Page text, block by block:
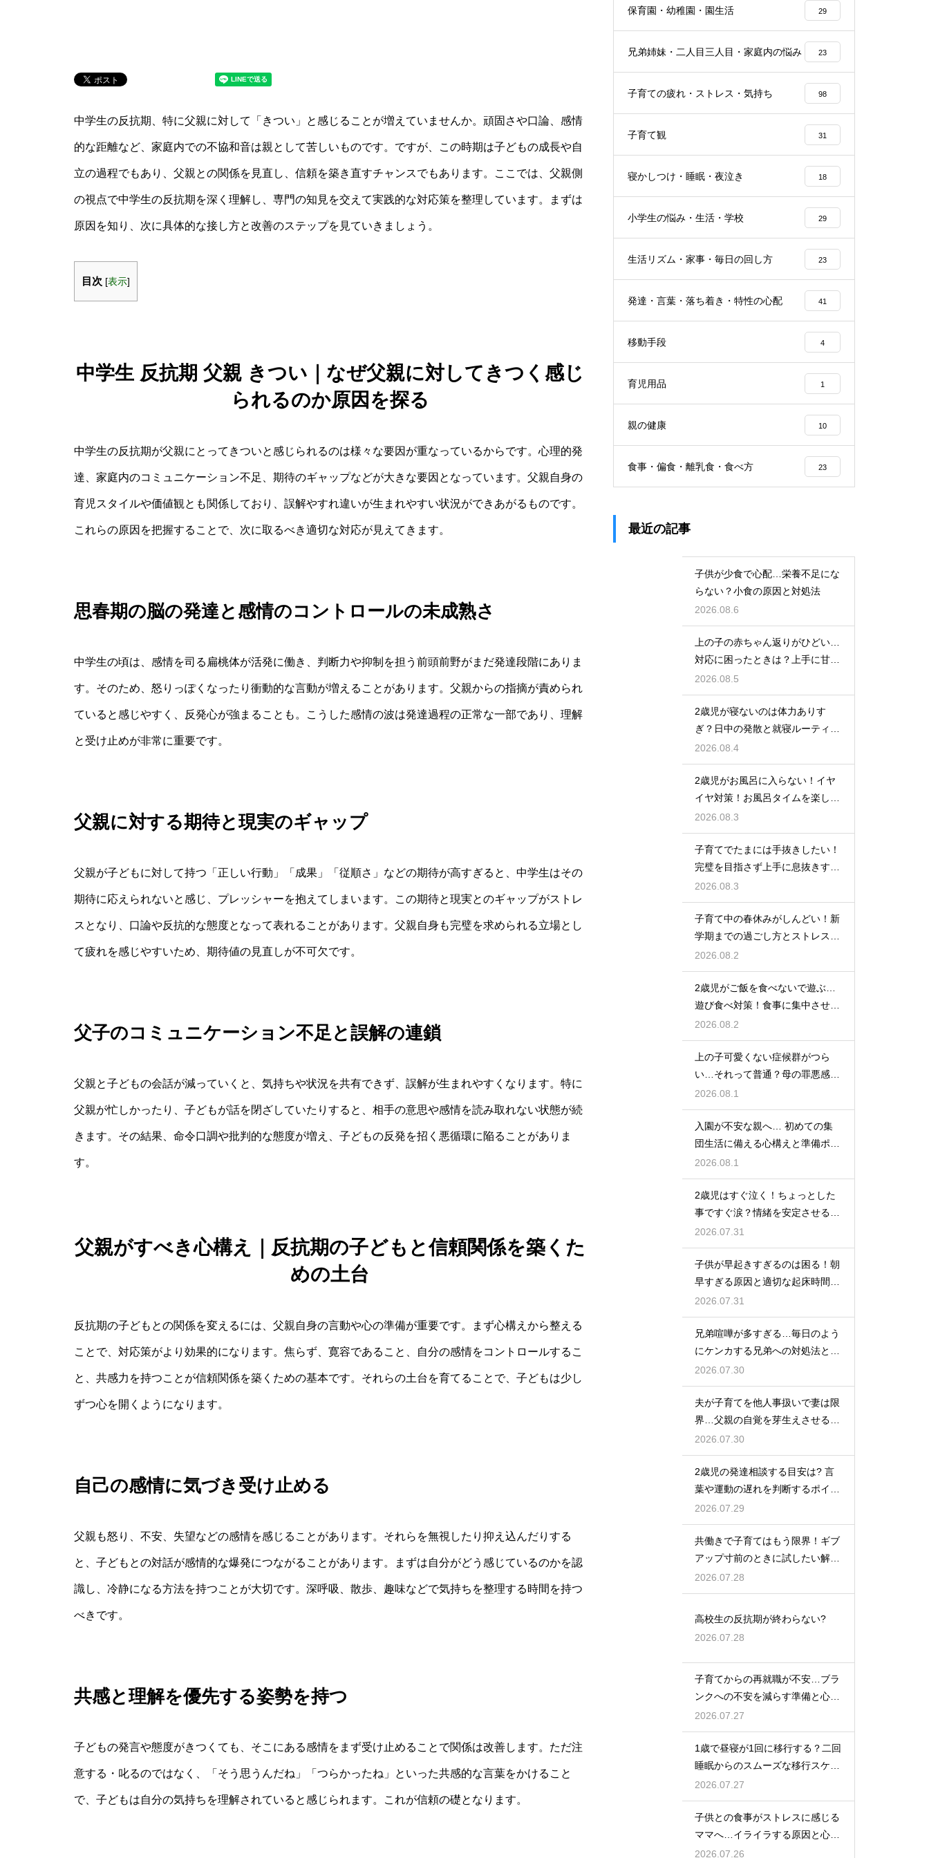
中学生の反抗期、特に父親に対して「きつい」と感じることが増えていませんか。頑固さや口論、感情
的な距離など、家庭内での不協和音は親として苦しいものです。ですが、この時期は子どもの成長や自
立の過程でもあり、父親との関係を見直し、信頼を築き直すチャンスでもあります。ここでは、父親側
の視点で中学生の反抗期を深く理解し、専門の知見を交えて実践的な対応策を整理しています。まずは
原因を知り、次に具体的な接し方と改善のステップを見ていきましょう。
目次 [表示]
中学生 反抗期 父親 きつい｜なぜ父親に対してきつく感じ
られるのか原因を探る
中学生の反抗期が父親にとってきついと感じられるのは様々な要因が重なっているからです。心理的発
達、家庭内のコミュニケーション不足、期待のギャップなどが大きな要因となっています。父親自身の
育児スタイルや価値観とも関係しており、誤解やすれ違いが生まれやすい状況ができあがるものです。
これらの原因を把握することで、次に取るべき適切な対応が見えてきます。
思春期の脳の発達と感情のコントロールの未成熟さ
中学生の頃は、感情を司る扁桃体が活発に働き、判断力や抑制を担う前頭前野がまだ発達段階にありま
す。そのため、怒りっぽくなったり衝動的な言動が増えることがあります。父親からの指摘が責められ
ていると感じやすく、反発心が強まることも。こうした感情の波は発達過程の正常な一部であり、理解
と受け止めが非常に重要です。
父親に対する期待と現実のギャップ
父親が子どもに対して持つ「正しい行動」「成果」「従順さ」などの期待が高すぎると、中学生はその
期待に応えられないと感じ、プレッシャーを抱えてしまいます。この期待と現実とのギャップがストレ
スとなり、口論や反抗的な態度となって表れることがあります。父親自身も完璧を求められる立場とし
て疲れを感じやすいため、期待値の見直しが不可欠です。
父子のコミュニケーション不足と誤解の連鎖
父親と子どもの会話が減っていくと、気持ちや状況を共有できず、誤解が生まれやすくなります。特に
父親が忙しかったり、子どもが話を閉ざしていたりすると、相手の意思や感情を読み取れない状態が続
きます。その結果、命令口調や批判的な態度が増え、子どもの反発を招く悪循環に陥ることがありま
す。
父親がすべき心構え｜反抗期の子どもと信頼関係を築くた
めの土台
反抗期の子どもとの関係を変えるには、父親自身の言動や心の準備が重要です。まず心構えから整える
ことで、対応策がより効果的になります。焦らず、寛容であること、自分の感情をコントロールするこ
と、共感力を持つことが信頼関係を築くための基本です。それらの土台を育てることで、子どもは少し
ずつ心を開くようになります。
自己の感情に気づき受け止める
父親も怒り、不安、失望などの感情を感じることがあります。それらを無視したり抑え込んだりする
と、子どもとの対話が感情的な爆発につながることがあります。まずは自分がどう感じているのかを認
識し、冷静になる方法を持つことが大切です。深呼吸、散歩、趣味などで気持ちを整理する時間を持つ
べきです。
共感と理解を優先する姿勢を持つ
子どもの発言や態度がきつくても、そこにある感情をまず受け止めることで関係は改善します。ただ注
意する・叱るのではなく、「そう思うんだね」「つらかったね」といった共感的な言葉をかけること
で、子どもは自分の気持ちを理解されていると感じられます。これが信頼の礎となります。
保育園・幼稚園・園生活 29
兄弟姉妹・二人目三人目・家庭内の悩み 23
子育ての疲れ・ストレス・気持ち 98
子育て観 31
寝かしつけ・睡眠・夜泣き 18
小学生の悩み・生活・学校 29
生活リズム・家事・毎日の回し方 23
発達・言葉・落ち着き・特性の心配 41
移動手段 4
育児用品 1
親の健康 10
食事・偏食・離乳食・食べ方 23
最近の記事
子供が少食で心配…栄養不足にな
らない？小食の原因と対処法
2026.08.6
上の子の赤ちゃん返りがひどい…
対応に困ったときは？上手に甘え
させつつ成長を促す接し方
2026.08.5
2歳児が寝ないのは体力ありす
ぎ？日中の発散と就寝ルーティン
でぐっすり作戦
2026.08.4
2歳児がお風呂に入らない！イヤ
イヤ対策！お風呂タイムを楽しく
するアイデア
2026.08.3
子育てでたまには手抜きしたい！
完璧を目指さず上手に息抜きする
ライフハック集
2026.08.3
子育て中の春休みがしんどい！新
学期までの過ごし方とストレス軽
減アイデア
2026.08.2
2歳児がご飯を食べないで遊ぶ…
遊び食べ対策！食事に集中させる
環境づくり
2026.08.2
上の子可愛くない症候群がつら
い…それって普通？母の罪悪感を
和らげる対処法
2026.08.1
入園が不安な親へ… 初めての集
団生活に備える心構えと準備ポイ
ントを紹介
2026.08.1
2歳児はすぐ泣く！ちょっとした
事ですぐ涙？情緒を安定させる関
わり方
2026.07.31
子供が早起きすぎるのは困る！朝
早すぎる原因と適切な起床時間へ
の調整法
2026.07.31
兄弟喧嘩が多すぎる…毎日のよう
にケンカする兄弟への対処法と仲
直りさせるコツ
2026.07.30
夫が子育てを他人事扱いで妻は限
界…父親の自覚を芽生えさせるカ
ギは夫婦の会話にあり
2026.07.30
2歳児の発達相談する目安は? 言
葉や運動の遅れを判断するポイン
トを紹介
2026.07.29
共働きで子育てはもう限界！ギブ
アップ寸前のときに試したい解決
策
2026.07.28
高校生の反抗期が終わらない?
2026.07.28
子育てからの再就職が不安…ブラ
ンクへの不安を減らす準備と心構
えを解説
2026.07.27
1歳で昼寝が1回に移行する？二回
睡眠からのスムーズな移行スケジ
ュール
2026.07.27
子供との食事がストレスに感じる
ママへ…イライラする原因と心を
楽にする考え方
2026.07.26